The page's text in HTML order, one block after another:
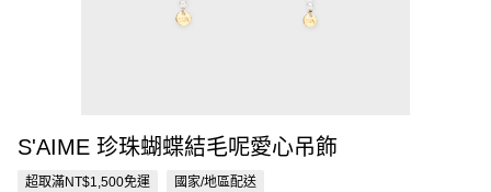
S'AIME 珍珠蝴蝶結毛呢愛心吊飾
超取滿NT$1,500免運 國家/地區配送